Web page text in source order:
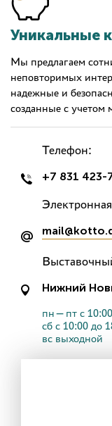
Уникальные
Мы предлагаем
неповторимых
надежные и
созданные с учетом
Телефон:
+7 831 423-
Нижний
пн—пт с
сб с 10:00 до
вс выходной